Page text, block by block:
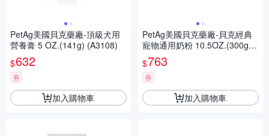
PetAg美國貝克藥廠-頂級犬用
營養膏 5 OZ.(141g) (A3108)
$632
券
加入購物車
PetAg美國貝克藥廠-貝克經典
寵物通用奶粉 10.5OZ.(300g)
(A1103)
$763
券
加入購物車